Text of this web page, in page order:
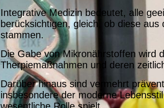
Integrative Medizin bedeutet, alle
berücksichtigen, gleich, ob diese
stammen.
Die Gabe von Mikronährstoffen wird
Therpiemaßnahmen und deren
Darüber hinaus sind vermehrt
insbesondere der moderne